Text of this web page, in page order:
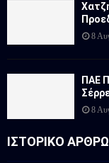
8
ΠΑΕ
8
ΙΣΤΟΡΙΚΟ